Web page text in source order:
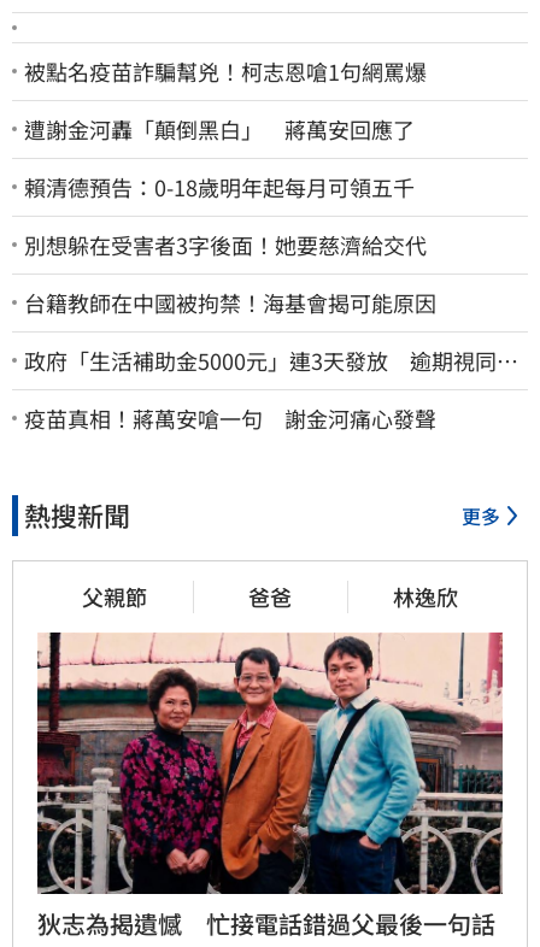
被點名疫苗詐騙幫兇！柯志恩嗆1句網罵爆
遭謝金河轟「顛倒黑白」 蔣萬安回應了
賴清德預告：0-18歲明年起每月可領五千
別想躲在受害者3字後面！她要慈濟給交代
台籍教師在中國被拘禁！海基會揭可能原因
政府「生活補助金5000元」連3天發放 逾期視同放
棄
疫苗真相！蔣萬安嗆一句 謝金河痛心發聲
熱搜新聞 更多
父親節 爸爸 林逸欣
狄志為揭遺憾　忙接電話錯過父最後一句話